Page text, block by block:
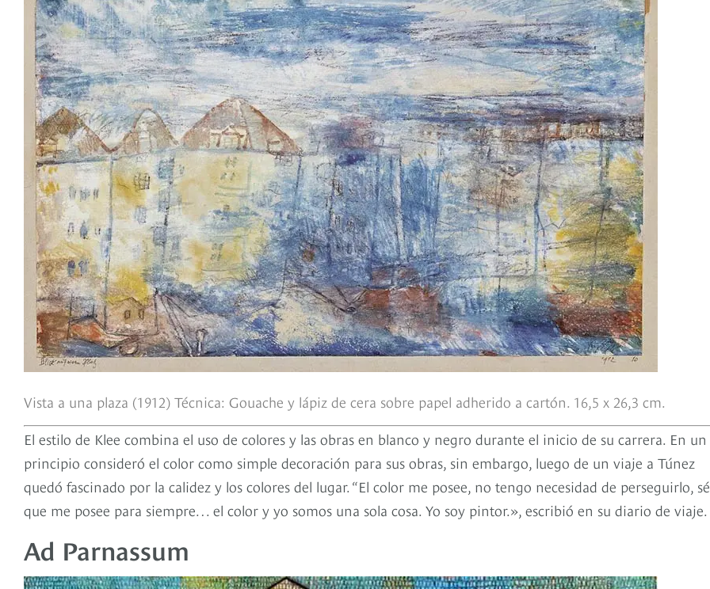
Vista a una plaza (1912) Técnica: Gouache y lápiz de cera sobre papel adherido a cartón. 16,5 x 26,3 cm.
El estilo de Klee combina el uso de colores y las obras en blanco y negro durante el inicio de su carrera. En un
principio consideró el color como simple decoración para sus obras, sin embargo, luego de un viaje a Túnez
quedó fascinado por la calidez y los colores del lugar. “El color me posee, no tengo necesidad de perseguirlo, sé
que me posee para siempre… el color y yo somos una sola cosa. Yo soy pintor.», escribió en su diario de viaje.
Ad Parnassum